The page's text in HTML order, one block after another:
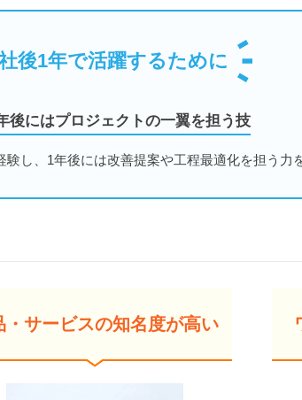
後1年で活躍するために
後にはプロジェクトの一翼を担う技
験し、1年後には改善提案や工程最適化を担う力
・サービスの知名度が高い